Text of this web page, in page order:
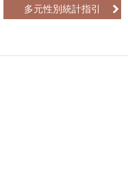
多元性別統計指引